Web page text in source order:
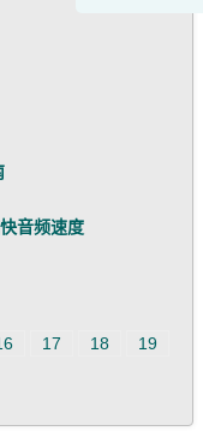
音频速度
17 18
19